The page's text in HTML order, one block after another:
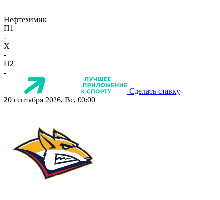
Нефтехимик
П1
-
X
-
П2
-
Сделать ставку
20 сентября 2026, Вс, 00:00